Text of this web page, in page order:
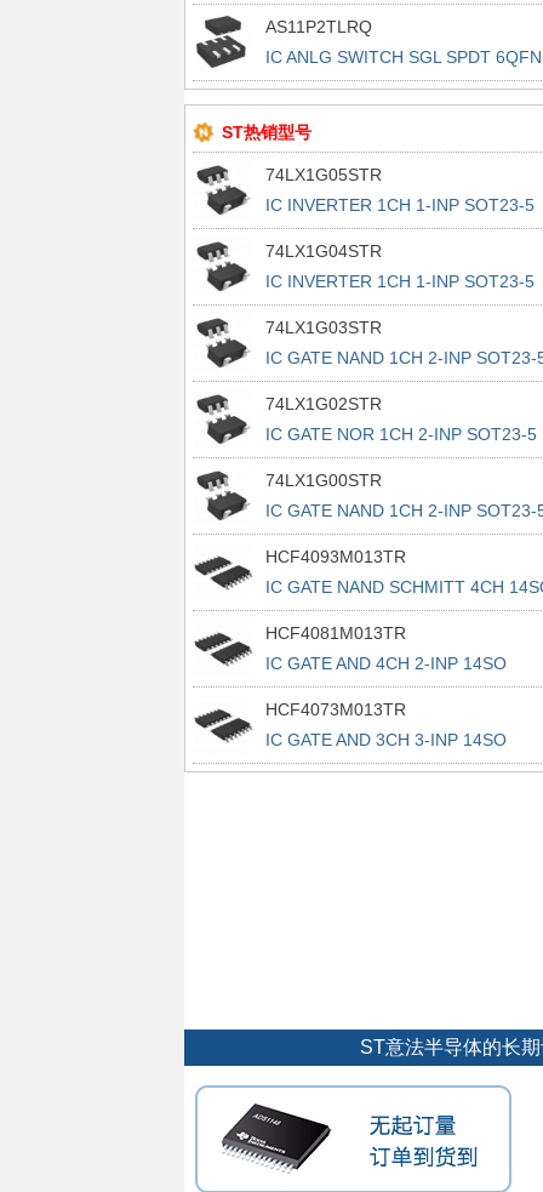
AS11P2TLRQ
IC ANLG SWITCH SGL SPDT 6QFN
ST热销型号
74LX1G05STR
IC INVERTER 1CH 1-INP SOT23-5
74LX1G04STR
IC INVERTER 1CH 1-INP SOT23-5
74LX1G03STR
IC GATE NAND 1CH 2-INP SOT23-
74LX1G02STR
IC GATE NOR 1CH 2-INP SOT23-5
74LX1G00STR
IC GATE NAND 1CH 2-INP SOT23-
HCF4093M013TR
IC GATE NAND SCHMITT 4CH
HCF4081M013TR
IC GATE AND 4CH 2-INP 14SO
HCF4073M013TR
IC GATE AND 3CH 3-INP 14SO
ST意法半导体的长